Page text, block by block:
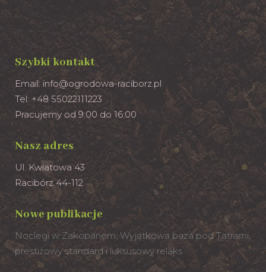
Szybki kontakt
Email: info@ogrodowa-raciborz.pl
Tel: +48 55022111223
Pracujemy od 9:00 do 16:00
Nasz adres
Ul. Kwiatowa 43
Racibórz 44-112
Nowe publikacje
Noclegi w Zakopanem: Wyjątkowa baza pod Tatrami,
prestiżowy standard i luksusowy relaks